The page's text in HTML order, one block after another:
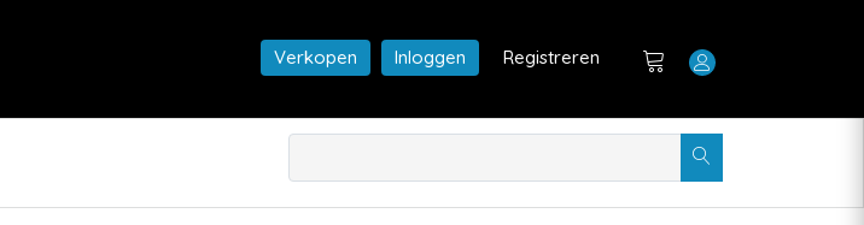
Verkopen Inloggen Registreren